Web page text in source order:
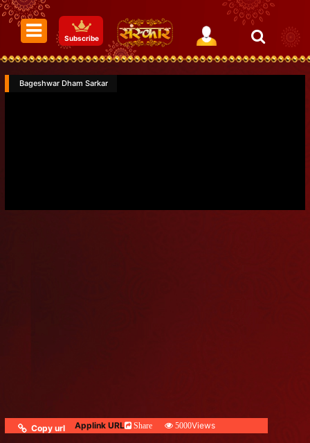
Subscribe
Bageshwar Dham Sarkar
Copy url Applink URL Share 5000Views